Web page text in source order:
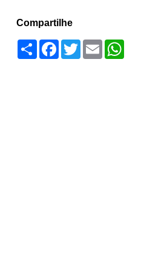
Compartilhe
Compartilhar
Facebook
TwitterEmailWhatsApp